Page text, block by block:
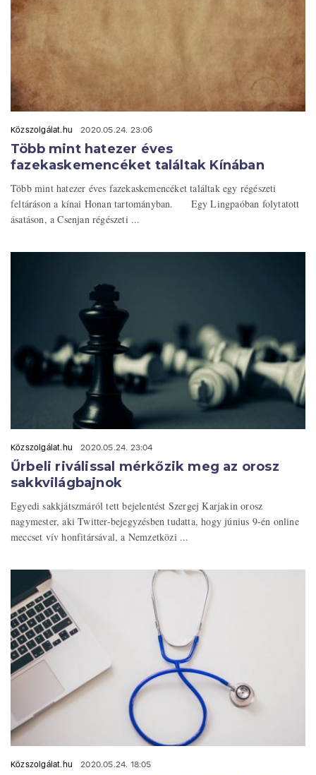
Közszolgálat.hu 2020.05.24. 23:06
Több mint hatezer éves
fazekaskemencéket találtak Kínában
Több mint hatezer éves fazekaskemencéket találtak egy régészeti
feltáráson a kínai Honan tartományban. Egy Lingpaóban folytatott
ásatáson, a Csenjan régészeti ...
Közszolgálat.hu 2020.05.24. 23:04
Űrbeli riválissal mérkőzik meg az orosz
sakkvilágbajnok
Egyedi sakkjátszmáról tett bejelentést Szergej Karjakin orosz
nagymester, aki Twitter-bejegyzésben tudatta, hogy június 9-én online
meccset vív honfitársával, a Nemzetközi ...
Közszolgálat.hu 2020.05.24. 18:05